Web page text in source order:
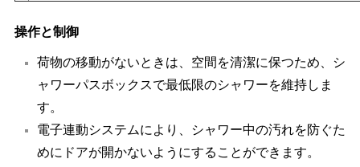
ー
操作と制御
荷物の移動がないときは、空間を清潔に保つため、シ
ャワーパスボックスで最低限のシャワーを維持しま
す。
電子連動システムにより、シャワー中の汚れを防ぐた
めにドアが開かないようにすることができます。